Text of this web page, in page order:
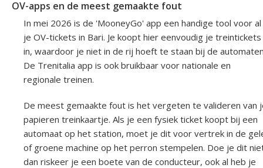
OV-apps en de meest gemaakte fout
In mei 2026 is de 'MooneyGo' app een handige tool voor al
je OV-tickets in Bari. Je koopt hier eenvoudig je treintickets
in, waardoor je niet in de rij hoeft te staan bij de
De Trenitalia app is ook bruikbaar voor nationale en
regionale treinen.
De meest gemaakte fout is het vergeten te valideren van
papieren treinkaartje. Als je een fysiek ticket koopt bij een
automaat op het station, moet je dit voor vertrek in de
of groene machine op het perron stempelen. Doe je dit
dan riskeer je een boete van de conducteur, ook al heb je